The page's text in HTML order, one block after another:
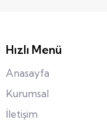
Hızlı Menü
Anasayfa
Kurumsal
İletişim